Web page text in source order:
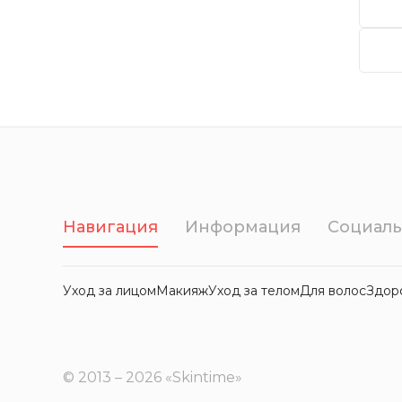
Навигация Информация
Уход за лицомМакияжУход за теломДля волос
© 2013 – 2026 «Skintime»